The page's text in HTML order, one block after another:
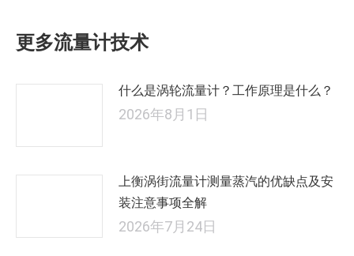
更多流量计技术
什么是涡轮流量计？工作原理是什么？
2026年8月1日
上衡涡街流量计测量蒸汽的优缺点及安
装注意事项全解
2026年7月24日